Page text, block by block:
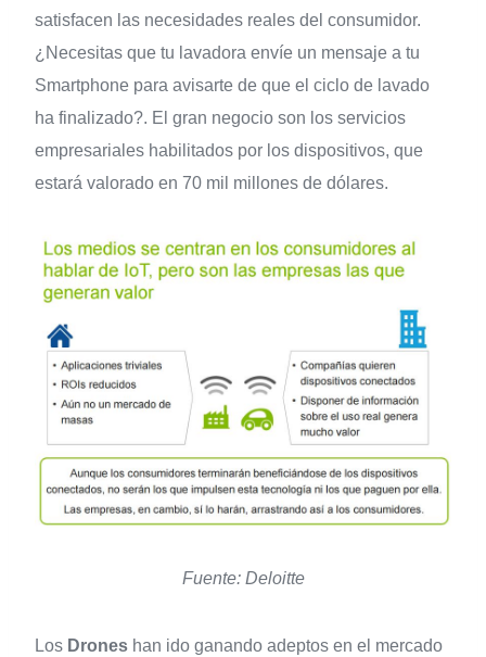
satisfacen las necesidades reales del consumidor.
¿Necesitas que tu lavadora envíe un mensaje a tu
Smartphone para avisarte de que el ciclo de lavado
ha finalizado?. El gran negocio son los servicios
empresariales habilitados por los dispositivos, que
estará valorado en 70 mil millones de dólares.
Fuente: Deloitte
Los Drones han ido ganando adeptos en el mercado